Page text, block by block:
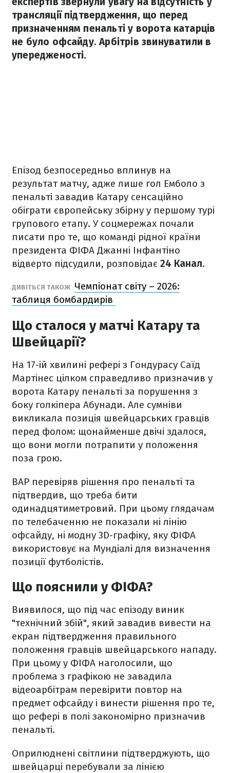
трансляції підтвердження, що перед
призначенням пенальті у ворота катарців
не було офсайду. Арбітрів звинуватили в
упередженості.
Епізод безпосередньо вплинув на
результат матчу, адже лише гол Емболо з
пенальті завадив Катару сенсаційно
обіграти європейську збірну у першому турі
групового етапу. У соцмережах почали
писати про те, що команді рідної країни
президента ФІФА Джанні Інфантіно
відверто підсудили, розповідає 24 Канал.
ДИВІТЬСЯ ТАКОЖ Чемпіонат світу – 2026:
таблиця бомбардирів
Що сталося у матчі Катару та
Швейцарії?
На 17-ій хвилині рефері з Гондурасу Саїд
Мартінес цілком справедливо призначив у
ворота Катару пенальті за порушення з
боку голкіпера Абунади. Але сумніви
викликала позиція швейцарських гравців
перед фолом: щонайменше двічі здалося,
що вони могли потрапити у положення
поза грою.
ВАР перевіряв рішення про пенальті та
підтвердив, що треба бити
одинадцятиметровий. При цьому глядачам
по телебаченню не показали ні лінію
офсайду, ні модну 3D-графіку, яку ФІФА
використовує на Мундіалі для визначення
позиції футболістів.
Що пояснили у ФІФА?
Виявилося, що під час епізоду виник
"технічний збій", який завадив вивести на
екран підтвердження правильного
положення гравців швейцарського нападу.
При цьому у ФІФА наголосили, що
проблема з графікою не завадила
відеоарбітрам перевірити повтор на
предмет офсайду і винести рішення про те,
що рефері в полі закономірно призначив
пенальті.
Оприлюднені світлини підтверджують, що
швейцарці перебували за лінією